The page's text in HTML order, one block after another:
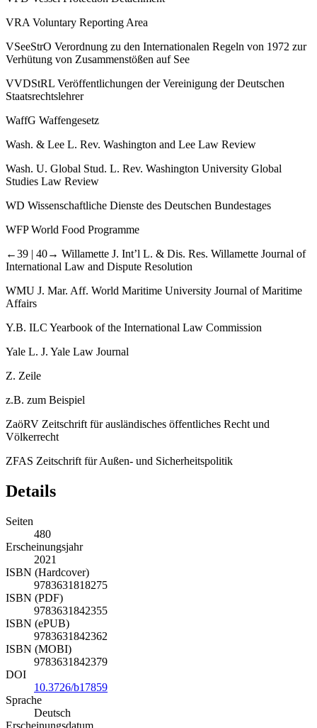
VRA Voluntary Reporting Area
VSeeStrO Verordnung zu den Internationalen Regeln von 1972 zur
Verhütung von Zusammenstößen auf See
VVDStRL Veröffentlichungen der Vereinigung der Deutschen
Staatsrechtslehrer
WaffG Waffengesetz
Wash. & Lee L. Rev. Washington and Lee Law Review
Wash. U. Global Stud. L. Rev. Washington University Global
Studies Law Review
WD Wissenschaftliche Dienste des Deutschen Bundestages
WFP World Food Programme
←39 | 40→ Willamette J. Int’l L. & Dis. Res. Willamette Journal of
International Law and Dispute Resolution
WMU J. Mar. Aff. World Maritime University Journal of Maritime
Affairs
Y.B. ILC Yearbook of the International Law Commission
Yale L. J. Yale Law Journal
Z. Zeile
z.B. zum Beispiel
ZaöRV Zeitschrift für ausländisches öffentliches Recht und
Völkerrecht
ZFAS Zeitschrift für Außen-​ und Sicherheitspolitik
Details
Seiten
480
Erscheinungsjahr
2021
ISBN (Hardcover)
9783631818275
ISBN (PDF)
9783631842355
ISBN (ePUB)
9783631842362
ISBN (MOBI)
9783631842379
DOI
10.3726/b17859
Sprache
Deutsch
Erscheinungsdatum